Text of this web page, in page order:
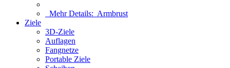
Mehr Details: Armbrust
Ziele
3D-Ziele
Auflagen
Fangnetze
Portable Ziele